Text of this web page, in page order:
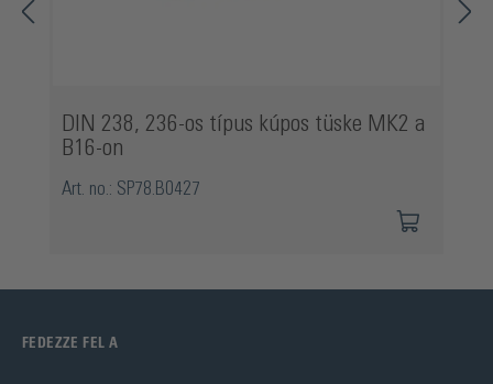
DIN 238, 236-os típus kúpos tüske MK2 a
B16-on
Art. no.: SP78.B0427
FEDEZZE FEL A